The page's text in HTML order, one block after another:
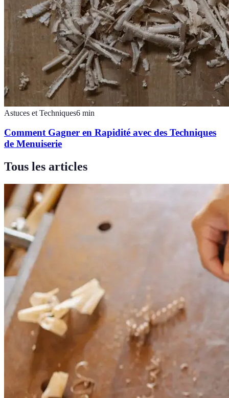
Astuces et Techniques6 min
Comment Gagner en Rapidité avec des Techniques
de Menuiserie
Tous les articles